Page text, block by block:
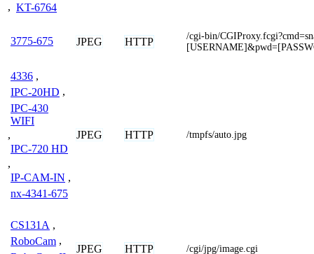
, KT-6764
3775-675 JPEG HTTP
/cgi-bin/
4336 ,
IPC-20HD ,
IPC-430
WIFI
,
IPC-720 HD
,
IP-CAM-IN ,
nx-4341-675
JPEG HTTP /tmpfs/auto.jpg
CS131A ,
RoboCam ,
JPEG HTTP /cgi/jpg/image.cgi